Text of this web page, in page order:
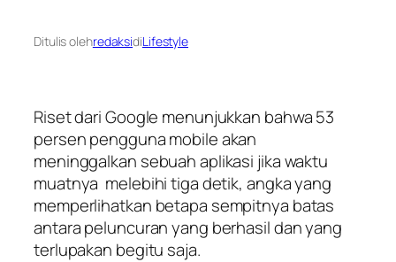
Ditulis olehredaksidiLifestyle
Riset dari Google menunjukkan bahwa 53
persen pengguna mobile akan
meninggalkan sebuah aplikasi jika waktu
muatnya melebihi tiga detik, angka yang
memperlihatkan betapa sempitnya batas
antara peluncuran yang berhasil dan yang
terlupakan begitu saja.